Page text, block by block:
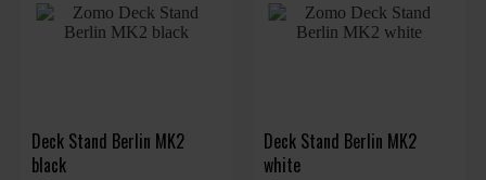
Deck Stand Berlin MK2
black
Deck Stand Berlin MK2
white